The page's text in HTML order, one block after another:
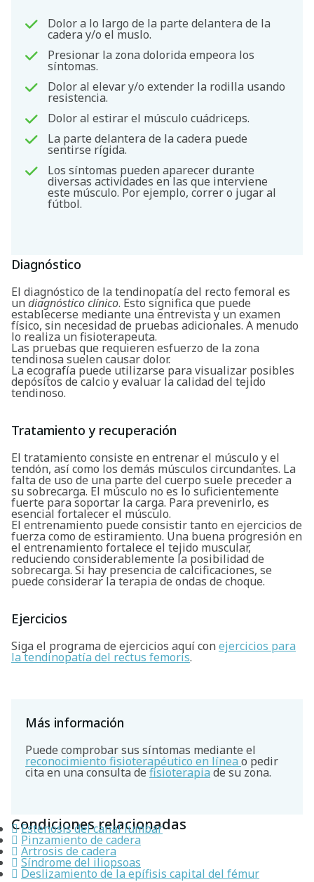
Buscar
Dolor a lo largo de la parte delantera de la
cadera y/o el muslo.
Presionar la zona dolorida empeora los
síntomas.
Dolor al elevar y/o extender la rodilla usando
resistencia.
Dolor al estirar el músculo cuádriceps.
La parte delantera de la cadera puede
sentirse rígida.
Los síntomas pueden aparecer durante
diversas actividades en las que interviene
este músculo. Por ejemplo, correr o jugar al
fútbol.
Diagnóstico
El diagnóstico de la tendinopatía del recto femoral es
un diagnóstico clínico. Esto significa que puede
establecerse mediante una entrevista y un examen
físico, sin necesidad de pruebas adicionales. A menudo
lo realiza un fisioterapeuta.
Las pruebas que requieren esfuerzo de la zona
tendinosa suelen causar dolor.
La ecografía puede utilizarse para visualizar posibles
depósitos de calcio y evaluar la calidad del tejido
tendinoso.
Tratamiento y recuperación
El tratamiento consiste en entrenar el músculo y el
tendón, así como los demás músculos circundantes. La
falta de uso de una parte del cuerpo suele preceder a
su sobrecarga. El músculo no es lo suficientemente
fuerte para soportar la carga. Para prevenirlo, es
esencial fortalecer el músculo.
El entrenamiento puede consistir tanto en ejercicios de
fuerza como de estiramiento. Una buena progresión en
el entrenamiento fortalece el tejido muscular,
reduciendo considerablemente la posibilidad de
sobrecarga. Si hay presencia de calcificaciones, se
puede considerar la terapia de ondas de choque.
Ejercicios
Siga el programa de ejercicios aquí con ejercicios para
la tendinopatía del rectus femoris.
Más información
Puede comprobar sus síntomas mediante el
reconocimiento fisioterapéutico en línea o pedir
cita en una consulta de fisioterapia de su zona.
Condiciones relacionadas
Estenosis del canal lumbar
Pinzamiento de cadera
Artrosis de cadera
Síndrome del iliopsoas
Deslizamiento de la epífisis capital del fémur